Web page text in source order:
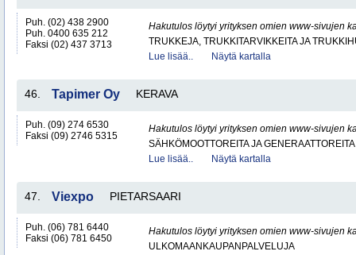
Puh. (02) 438 2900
Puh. 0400 635 212
Faksi (02) 437 3713
Hakutulos löytyi yrityksen omien www-sivujen
TRUKKEJA, TRUKKITARVIKKEITA JA
Lue lisää..
Näytä kartalla
46. Tapimer Oy KERAVA
Puh. (09) 274 6530
Faksi (09) 2746 5315
Hakutulos löytyi yrityksen omien www-sivujen
SÄHKÖMOOTTOREITA JA GENERAATTOREITA
Lue lisää..
Näytä kartalla
47. Viexpo PIETARSAARI
Puh. (06) 781 6440
Faksi (06) 781 6450
Hakutulos löytyi yrityksen omien www-sivujen
ULKOMAANKAUPANPALVELUJA